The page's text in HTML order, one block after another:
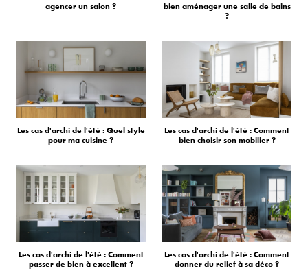
agencer un salon ?
bien aménager une salle de bains
?
Les cas d'archi de l'été : Quel style
pour ma cuisine ?
Les cas d'archi de l'été : Comment
bien choisir son mobilier ?
Les cas d'archi de l'été : Comment
passer de bien à excellent ?
Les cas d'archi de l'été : Comment
donner du relief à sa déco ?